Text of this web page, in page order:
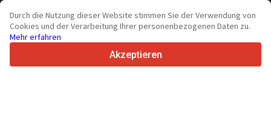
36Unterstützte Sprachen
4.7/5
Durch die Nutzung dieser Website stimmen Sie der Verwendung von
Cookies und der Verarbeitung Ihrer personenbezogenen Daten zu.
Mehr erfahren
Akzeptieren